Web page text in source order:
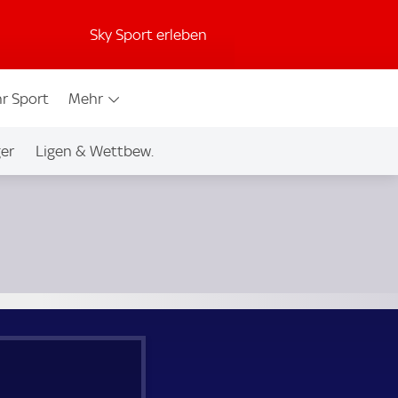
Sky Sport erleben
Sport Mehr
Ligen & Wettbew.